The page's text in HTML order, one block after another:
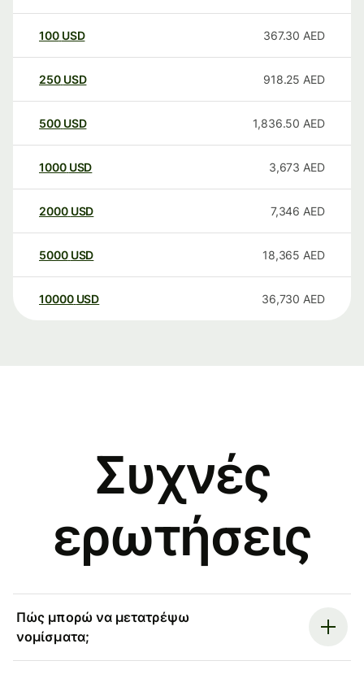
100 USD 367.30 AED
250 USD 918.25 AED
500 USD 1,836.50 AED
1000 USD 3,673 AED
2000 USD 7,346 AED
5000 USD 18,365 AED
10000 USD 36,730 AED
Συχνές
ερωτήσεις
Πώς μπορώ να μετατρέψω
νομίσματα;